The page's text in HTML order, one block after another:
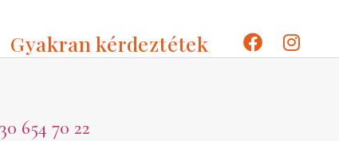
Gyakran kérdeztétek
654 70 22